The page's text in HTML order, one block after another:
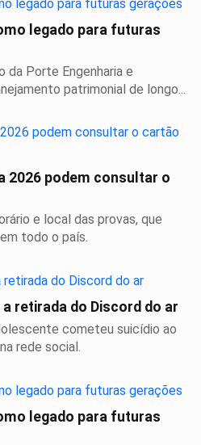
legado para futuras
da Porte Engenharia e
patrimonial de longo...
2026 podem consultar o
e local das provas, que
todo o país.
retirada do Discord do ar
cometeu suicídio ao
rede social.
legado para futuras